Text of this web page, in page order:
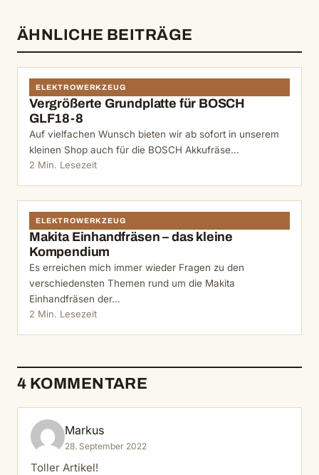
ÄHNLICHE BEITRÄGE
ELEKTROWERKZEUG
Vergrößerte Grundplatte für BOSCH
GLF18-8
Auf vielfachen Wunsch bieten wir ab sofort in unserem
kleinen Shop auch für die BOSCH Akkufräse…
2 Min. Lesezeit
ELEKTROWERKZEUG
Makita Einhandfräsen – das kleine
Kompendium
Es erreichen mich immer wieder Fragen zu den
verschiedensten Themen rund um die Makita
Einhandfräsen der…
2 Min. Lesezeit
4 KOMMENTARE
Markus
28. September 2022
Toller Artikel!